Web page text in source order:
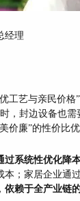
经理
工艺与亲民价格
，封边设备也
价廉”的性价比优
过系统性优化降
本；家居企业通
依赖于全产业链